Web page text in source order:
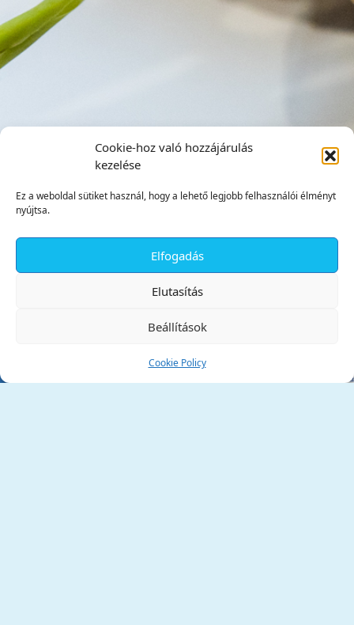
Cookie-hoz való hozzájárulás
kezelése
Ez a weboldal sütiket használ, hogy a lehető legjobb felhasználói élményt
nyújtsa.
Elfogadás
Elutasítás
Beállítások
Cookie Policy
Tata Város Önkormányzata
✕